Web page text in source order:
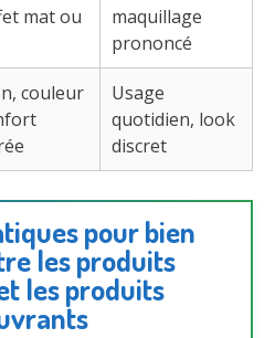
mat ou
maquillage
prononcé
couleur
Usage
quotidien, look
discret
pour bien
les produits
les produits